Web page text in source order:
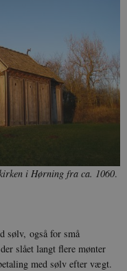
i Hørning fra ca. 1060.
sølv, også for små
slået langt flere mønter
med sølv efter vægt.